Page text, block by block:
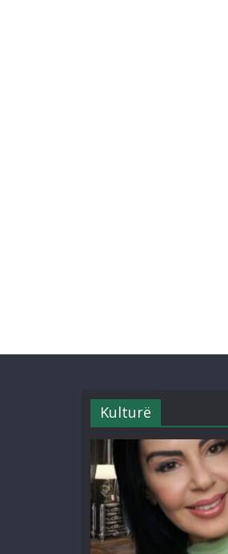
Kulturë